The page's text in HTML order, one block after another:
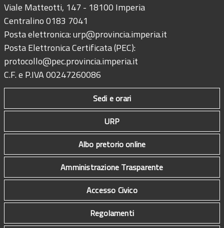
Viale Matteotti, 147 - 18100 Imperia
Centralino 0183 7041
Posta elettronica:urp@provincia.imperia.it
Posta Elettronica Certificata (PEC):
protocollo@pec.provincia.imperia.it
C.F. e P.IVA 00247260086
Sedi e orari
URP
Albo pretorio online
Amministrazione Trasparente
Accesso Civico
Regolamenti